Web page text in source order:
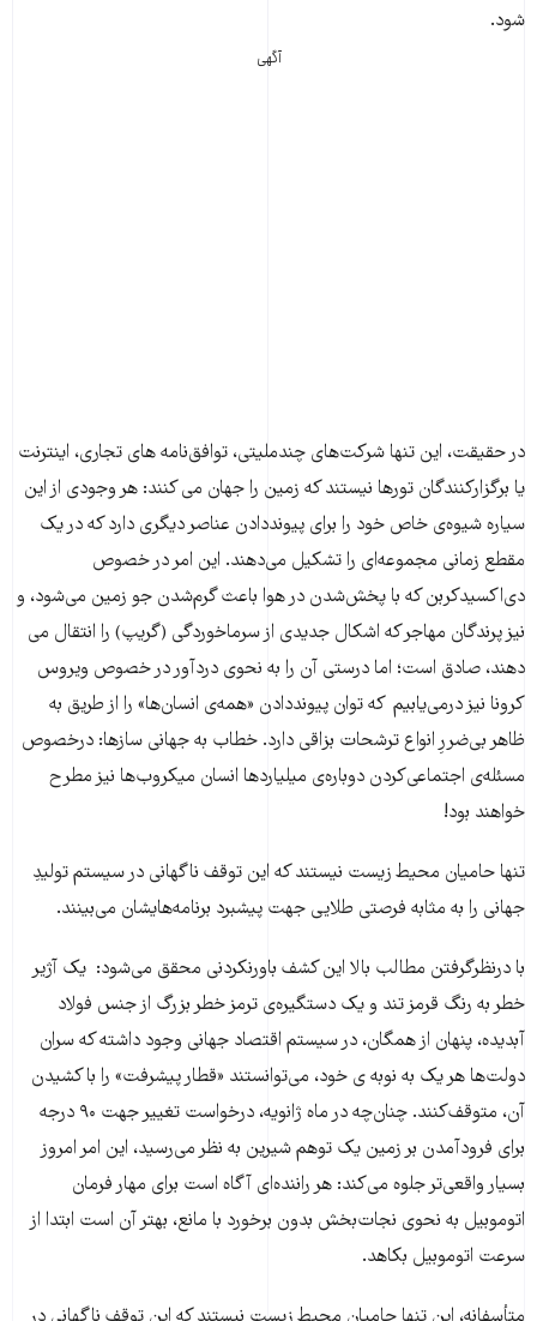
‌شود.
آگهی
در حقیقت، این تنها شرکت‌های چند‌ملیتی، توافق‌نامه های تجاری، اینترنت
یا برگزار‌کنندگان تور‌ها نیستند که زمین را جهان ‌می کنند: هر وجودی از این
سیاره شیوه‌ی خاص خود را برای پیوند‌دادن عناصر دیگری دارد که در یک
مقطع زمانی مجموعه‌ای را تشکیل می‌دهند. این امر در خصوص
دی‌اکسید‌کربن که با پخش‌شدن در هوا باعث گرم‌شدن جو زمین می‌شود، و
نیز پرندگان مهاجر که اشکال جدیدی از سرماخوردگی (گریپ) را انتقال می
دهند، صادق است؛ اما درستی آن را به نحوی دردآور در خصوص ویروس
کرونا نیز درمی‌یابیم که توان پیوند‌دادن «همه‌ی انسان‌ها» را از طریق به
ظاهر بی‌ضررِ انواع ترشحات بزاقی دارد. خطاب به جهانی سازها: در‌خصوص
مسئله‌ی اجتماعی‌کردن دوباره‌ی میلیارد‌ها انسان میکروب‌ها نیز مطرح
خواهند ‌بود!
تنها حامیان محیط زیست نیستند که این توقف ناگهانی در سیستم تولیدِ
جهانی را به مثابه فرصتی طلایی جهت پیشبرد برنامه‌هایشان می‌بینند.
با در‌نظر‌گرفتن مطالب بالا این کشف باور‌نکردنی محقق می‌شود: یک آژیر
خطر به رنگ قرمز تند و یک دستگیره‌ی ترمز خطر بزرگ از جنس فولاد
آبدیده، پنهان از همگان، در سیستم اقتصاد جهانی وجود‌ ‌داشته که سران
دولت‌ها هر یک به نوبه ی خود، می‌توانستند «قطار پیشرفت» را با کشیدن
آن، متوقف‌کنند. چنان‌چه در ماه ژانویه، درخواست تغییر جهت ۹۰ درجه
برای فرود‌آمدن بر زمین یک توهم شیرین به نظر می‌رسید، این امر امروز
بسیار واقعی‌تر جلوه ‌می‌کند: هر راننده‌ای آگاه است برای مهار فرمان
اتوموبیل به نحوی نجات‌بخش بدون برخورد با مانع، بهتر آن است ابتدا از
سرعت اتوموبیل بکاهد.